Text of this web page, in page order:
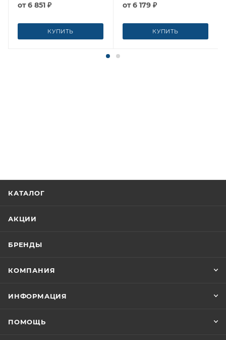
от6 851 ₽
КУПИТЬ
от6 179 ₽
КУПИТЬ
КАТАЛОГ
АКЦИИ
БРЕНДЫ
КОМПАНИЯ
ИНФОРМАЦИЯ
ПОМОЩЬ